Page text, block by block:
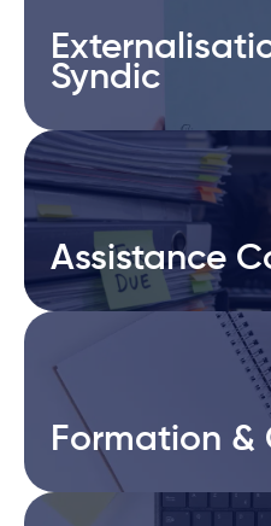
Syndic
Syndic
Assistance
Assistance
Formation &
Formation &